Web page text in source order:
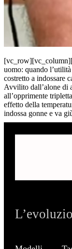
uomo: quando
costretto a indossare
Avvilito dall’alone di
all’opprimente
effetto della
indossa gonne e va